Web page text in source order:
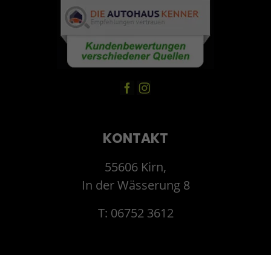
KONTAKT
55606 Kirn,
In der Wässerung 8
T: 06752 3612